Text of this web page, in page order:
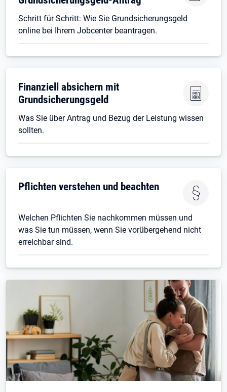
Schritt für Schritt: Wie Sie Grundsicherungsgeld
online bei Ihrem Jobcenter beantragen.
Finanziell absichern mit
Grundsicherungsgeld
Was Sie über Antrag und Bezug der Leistung wissen
sollten.
Pflichten verstehen und beachten
Welchen Pflichten Sie nachkommen müssen und
was Sie tun müssen, wenn Sie vorübergehend nicht
erreichbar sind.